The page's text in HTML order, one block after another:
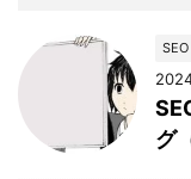
SEO
グ